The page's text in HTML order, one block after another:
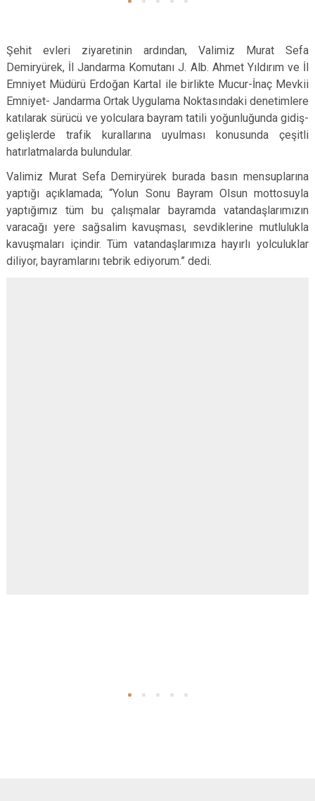
Şehit evleri ziyaretinin ardından, Valimiz Murat Sefa
Demiryürek, İl Jandarma Komutanı J. Alb. Ahmet Yıldırım ve İl
Emniyet Müdürü Erdoğan Kartal ile birlikte Mucur-İnaç Mevkii
Emniyet- Jandarma Ortak Uygulama Noktasındaki denetimlere
katılarak sürücü ve yolculara bayram tatili yoğunluğunda gidiş-
gelişlerde trafik kurallarına uyulması konusunda çeşitli
hatırlatmalarda bulundular.
Valimiz Murat Sefa Demiryürek burada basın mensuplarına
yaptığı açıklamada; “Yolun Sonu Bayram Olsun mottosuyla
yaptığımız tüm bu çalışmalar bayramda vatandaşlarımızın
varacağı yere sağsalim kavuşması, sevdiklerine mutlulukla
kavuşmaları içindir. Tüm vatandaşlarımıza hayırlı yolculuklar
diliyor, bayramlarını tebrik ediyorum.” dedi.